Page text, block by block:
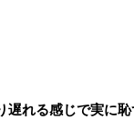
遅れる感じで実に